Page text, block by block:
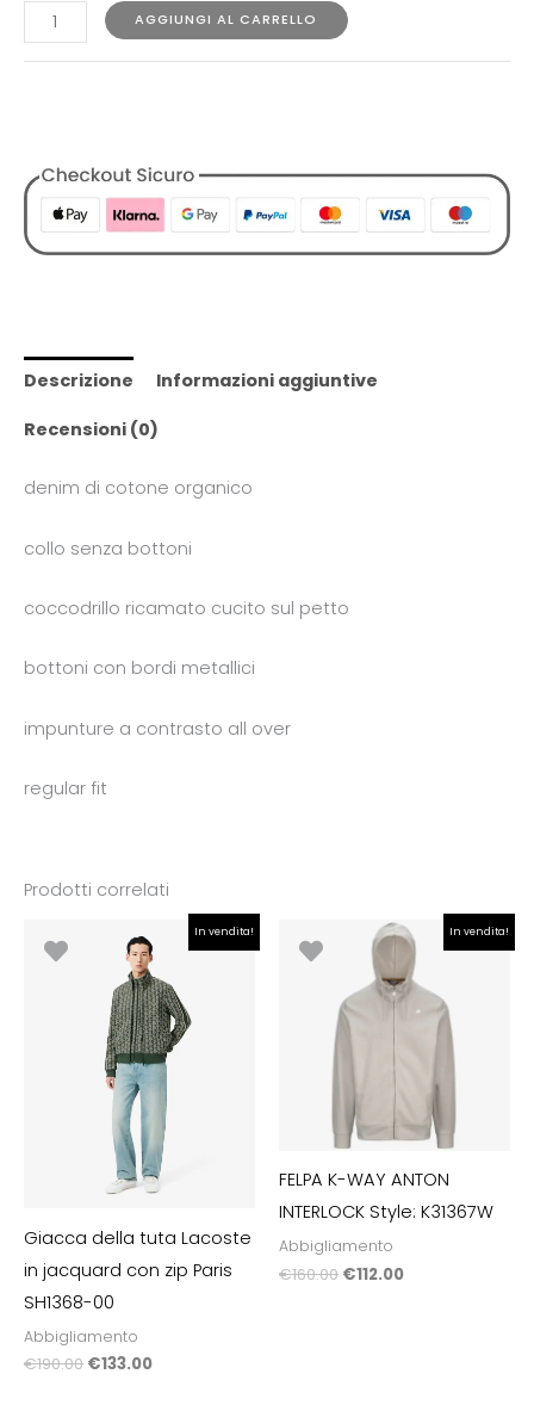
AGGIUNGI AL CARRELLO
Descrizione Informazioni aggiuntive
Recensioni (0)
denim di cotone organico
collo senza bottoni
coccodrillo ricamato cucito sul petto
bottoni con bordi metallici
impunture a contrasto all over
regular fit
Prodotti correlati
In vendita!
Giacca della tuta Lacoste
in jacquard con zip Paris
SH1368-00
Abbigliamento
€190.00
prezzo
originale
era:
€190.00.
€133.00
prezzo
attuale
è:
€133.00.
In vendita!
FELPA K-WAY ANTON
INTERLOCK Style: K31367W
Abbigliamento
€160.00
prezzo
originale
era:
€160.00.
€112.00
Il
prezzo
attuale
è:
€112.00.